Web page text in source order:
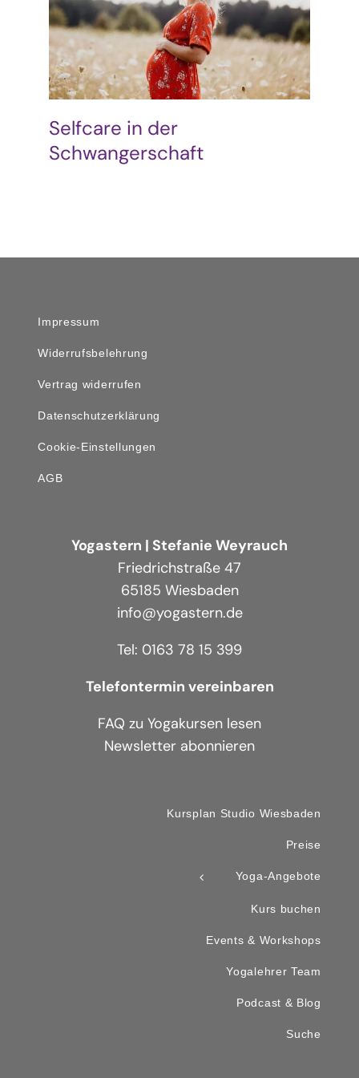
Podcast & Blog
Suche
nach:
Selfcare in der
Schwangerschaft
Impressum
Widerrufsbelehrung
Vertrag widerrufen
Datenschutzerklärung
Cookie-Einstellungen
AGB
Yogastern | Stefanie Weyrauch
Friedrichstraße 47
65185 Wiesbaden
info@yogastern.de
Tel: 0163 78 15 399
Telefontermin vereinbaren
FAQ zu Yogakursen lesen
Newsletter abonnieren
Kursplan Studio Wiesbaden
Preise
Yoga-Angebote
Kurs buchen
Events & Workshops
Yogalehrer Team
Podcast & Blog
Suche